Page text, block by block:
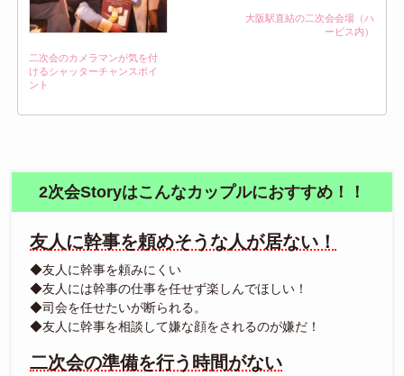
二次会のカメラマンが気を付
けるシャッターチャンスポイ
ント
大阪駅直結の二次会会場（ハ
ービス内）
2次会Storyはこんなカップルにおすすめ！！
友人に幹事を頼めそうな人が居ない！
◆友人に幹事を頼みにくい
◆友人には幹事の仕事を任せず楽しんでほしい！
◆司会を任せたいが断られる。
◆友人に幹事を相談して嫌な顔をされるのが嫌だ！
二次会の準備を行う時間がない